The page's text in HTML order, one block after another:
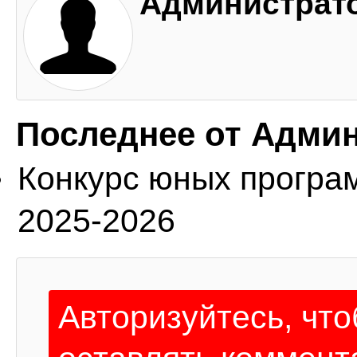
Последнее от
Конкурс юных
2025-2026
Авторизуйтесь,